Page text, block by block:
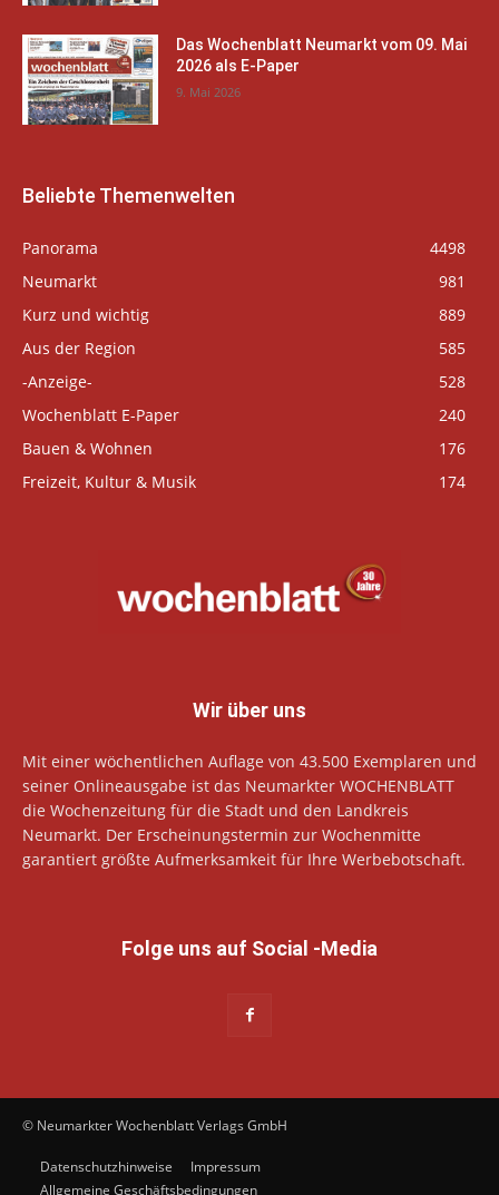
Das Wochenblatt Neumarkt vom 09. Mai
2026 als E-Paper
9. Mai 2026
Beliebte Themenwelten
Panorama
4498
Neumarkt
981
Kurz und wichtig
889
Aus der Region
585
-Anzeige-
528
Wochenblatt E-Paper
240
Bauen & Wohnen
176
Freizeit, Kultur & Musik
174
Wir über uns
Mit einer wöchentlichen Auflage von 43.500 Exemplaren und
seiner Onlineausgabe ist das Neumarkter WOCHENBLATT
die Wochenzeitung für die Stadt und den Landkreis
Neumarkt. Der Erscheinungstermin zur Wochenmitte
garantiert größte Aufmerksamkeit für Ihre Werbebotschaft.
Folge uns auf Social -Media
© Neumarkter Wochenblatt Verlags GmbH
Datenschutzhinweise
Impressum
Allgemeine Geschäftsbedingungen